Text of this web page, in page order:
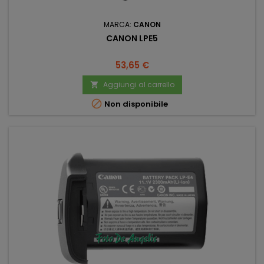
MARCA: CANON
CANON LPE5
Prezzo
53,65 €
 Aggiungi al carrello
 Non disponibile